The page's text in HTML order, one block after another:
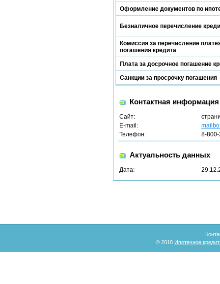
Оформление документов по
Безналичное перечисление
Комиссия за перечисление
погашения кредита
Плата за досрочное погашение
Санкции за просрочку погашения
Контактная информация
Сайт:
E-mail:
Телефон:
8-
Актуальность данных
Дата:
© 2018 Ипотечное